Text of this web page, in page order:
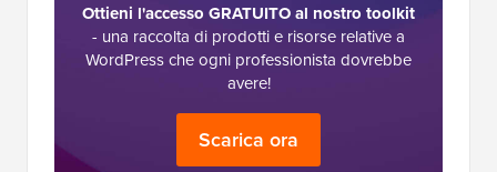
Ottieni l'accesso GRATUITO al nostro toolkit
- una raccolta di prodotti e risorse relative a
WordPress che ogni professionista dovrebbe
avere!
Scarica ora